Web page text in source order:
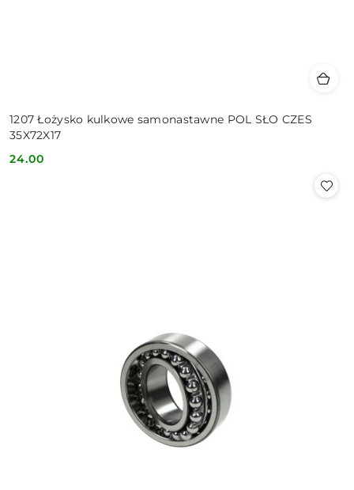
1207 Łożysko kulkowe samonastawne POL SŁO CZES
35X72X17
Cena:
24.00